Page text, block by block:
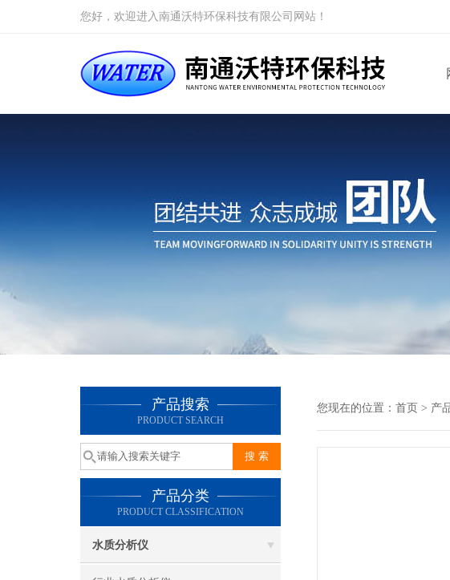
您好，欢迎进入南通沃特环保科技有限公司网站！
产品搜索
PRODUCT SEARCH
产品分类
PRODUCT CLASSIFICATION
水质分析仪
您现在的位置： 首页 > 产